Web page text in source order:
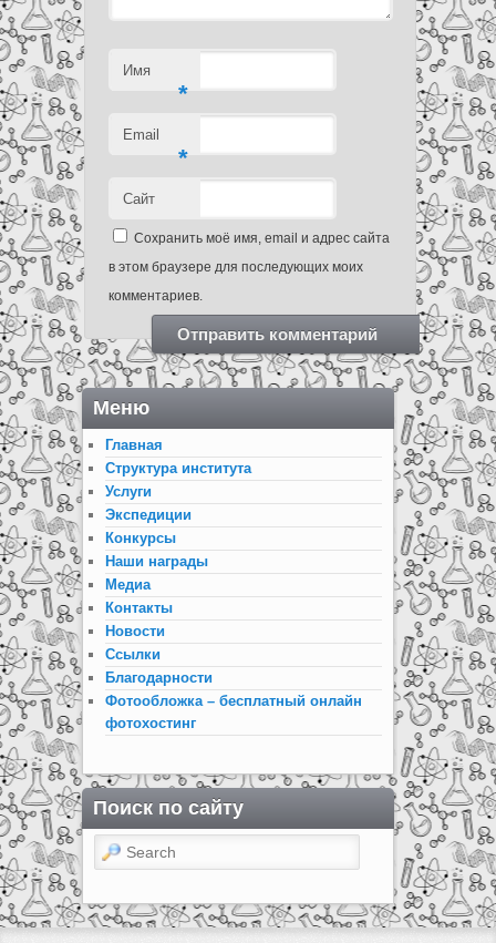
Имя
*
Email
*
Сайт
Сохранить моё имя, email и адрес сайта
в этом браузере для последующих моих
комментариев.
Меню
Главная
Структура института
Услуги
Экспедиции
Конкурсы
Наши награды
Медиа
Контакты
Новости
Ссылки
Благодарности
Фотообложка – бесплатный онлайн
фотохостинг
Поиск по сайту
Search